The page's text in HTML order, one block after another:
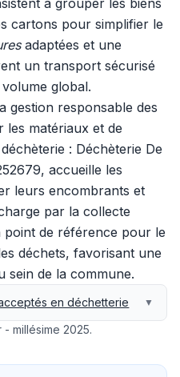
à grouper les biens
cartons pour simplifier le
adaptées et une
un transport sécurisé
global.
gestion responsable des
les matériaux et de
: Déchèterie De
accueille les
leurs encombrants et
par la collecte
point de référence pour le
déchets, favorisant une
sein de la commune.
en déchetterie ▼
millésime 2025.